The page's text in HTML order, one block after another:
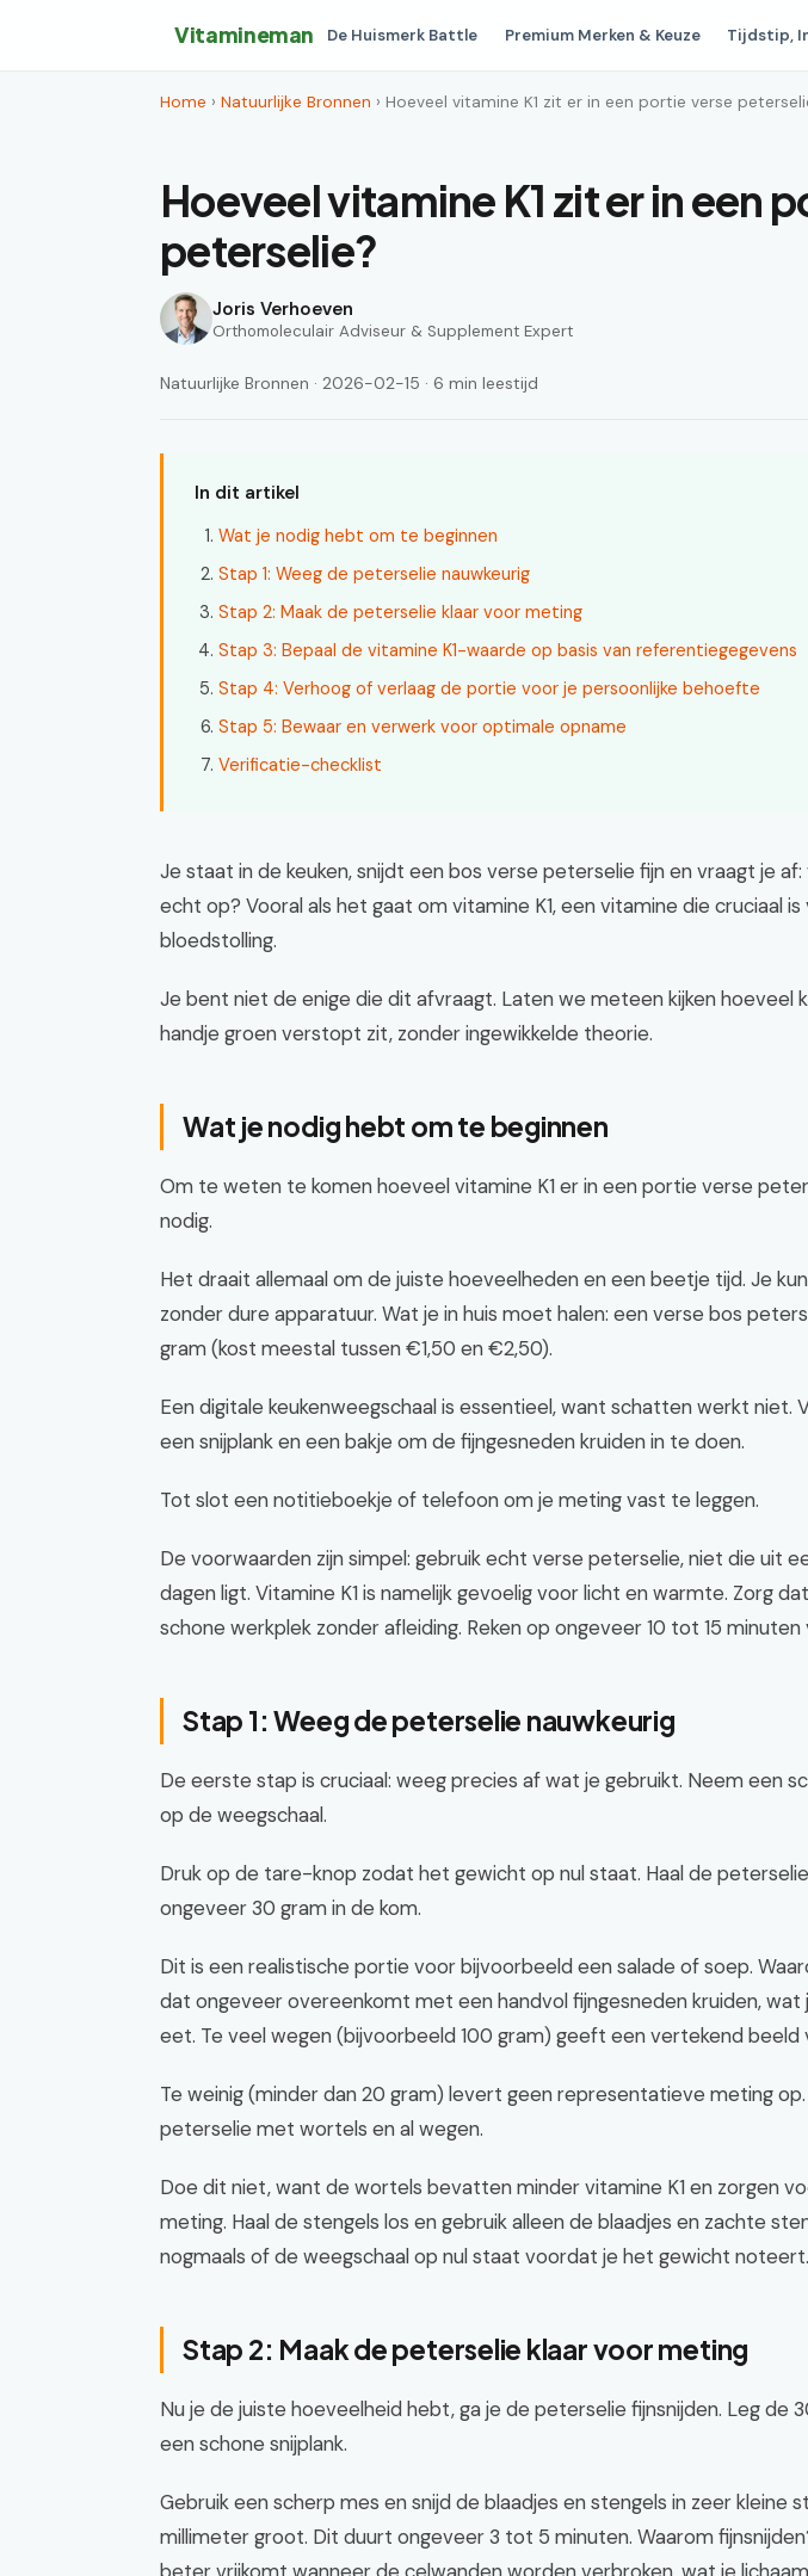
Vitamineman De Huismerk Battle Premium Merken & Keuze Tijdstip,
Home › Natuurlijke Bronnen › Hoeveel vitamine K1 zit er in een portie verse
Hoeveel vitamine K1 zit er in een
peterselie?
Joris Verhoeven
Orthomoleculair Adviseur & Supplement Expert
Natuurlijke Bronnen · 2026-02-15 · 6 min leestijd
In dit artikel
Wat je nodig hebt om te beginnen
Stap 1: Weeg de peterselie nauwkeurig
Stap 2: Maak de peterselie klaar voor meting
Stap 3: Bepaal de vitamine K1-waarde op basis van referentiegegevens
Stap 4: Verhoog of verlaag de portie voor je persoonlijke behoefte
Stap 5: Bewaar en verwerk voor optimale opname
Verificatie-checklist
Je staat in de keuken, snijdt een bos verse peterselie fijn en vraagt je
echt op? Vooral als het gaat om vitamine K1, een vitamine die cruciaal
bloedstolling.
Je bent niet de enige die dit afvraagt. Laten we meteen kijken hoeveel
handje groen verstopt zit, zonder ingewikkelde theorie.
Wat je nodig hebt om te beginnen
Om te weten te komen hoeveel vitamine K1 er in een portie verse
nodig.
Het draait allemaal om de juiste hoeveelheden en een beetje tijd. Je
zonder dure apparatuur. Wat je in huis moet halen: een verse bos
gram (kost meestal tussen €1,50 en €2,50).
Een digitale keukenweegschaal is essentieel, want schatten werkt niet.
een snijplank en een bakje om de fijngesneden kruiden in te doen.
Tot slot een notitieboekje of telefoon om je meting vast te leggen.
De voorwaarden zijn simpel: gebruik echt verse peterselie, niet die uit
dagen ligt. Vitamine K1 is namelijk gevoelig voor licht en warmte. Zorg
schone werkplek zonder afleiding. Reken op ongeveer 10 tot 15 minuten
Stap 1: Weeg de peterselie nauwkeurig
De eerste stap is cruciaal: weeg precies af wat je gebruikt. Neem een
op de weegschaal.
Druk op de tare-knop zodat het gewicht op nul staat. Haal de
ongeveer 30 gram in de kom.
Dit is een realistische portie voor bijvoorbeeld een salade of soep.
dat ongeveer overeenkomt met een handvol fijngesneden kruiden, wat
eet. Te veel wegen (bijvoorbeeld 100 gram) geeft een vertekend beeld
Te weinig (minder dan 20 gram) levert geen representatieve meting
peterselie met wortels en al wegen.
Doe dit niet, want de wortels bevatten minder vitamine K1 en zorgen
meting. Haal de stengels los en gebruik alleen de blaadjes en zachte
nogmaals of de weegschaal op nul staat voordat je het gewicht noteert.
Stap 2: Maak de peterselie klaar voor meting
Nu je de juiste hoeveelheid hebt, ga je de peterselie fijnsnijden. Leg de
een schone snijplank.
Gebruik een scherp mes en snijd de blaadjes en stengels in zeer kleine
millimeter groot. Dit duurt ongeveer 3 tot 5 minuten. Waarom